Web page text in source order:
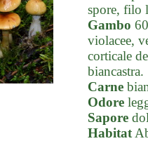
spore, filo
Gambo
violacee,
corticale
biancastra.
Carne
Odore
Sapore
Habitat